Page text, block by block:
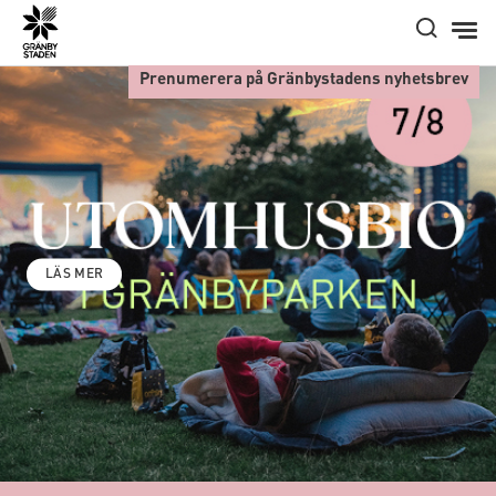
Hem
Prenumerera på Gränbystadens nyhetsbrev
LÄS MER